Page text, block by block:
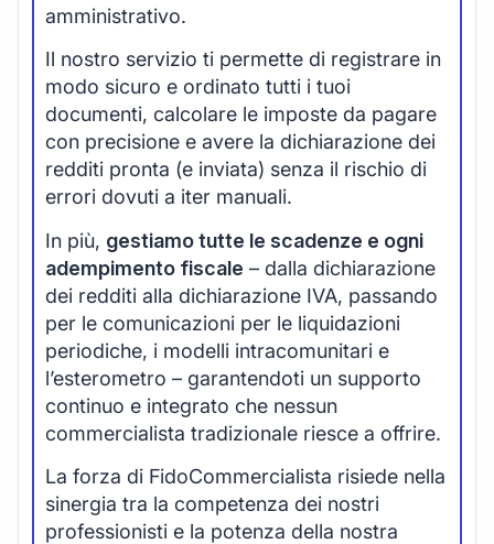
amministrativo.
Il nostro servizio ti permette di registrare in
modo sicuro e ordinato tutti i tuoi
documenti, calcolare le imposte da pagare
con precisione e avere la dichiarazione dei
redditi pronta (e inviata) senza il rischio di
errori dovuti a iter manuali.
In più, gestiamo tutte le scadenze e ogni
adempimento fiscale – dalla dichiarazione
dei redditi alla dichiarazione IVA, passando
per le comunicazioni per le liquidazioni
periodiche, i modelli intracomunitari e
l’esterometro – garantendoti un supporto
continuo e integrato che nessun
commercialista tradizionale riesce a offrire.
La forza di FidoCommercialista risiede nella
sinergia tra la competenza dei nostri
professionisti e la potenza della nostra